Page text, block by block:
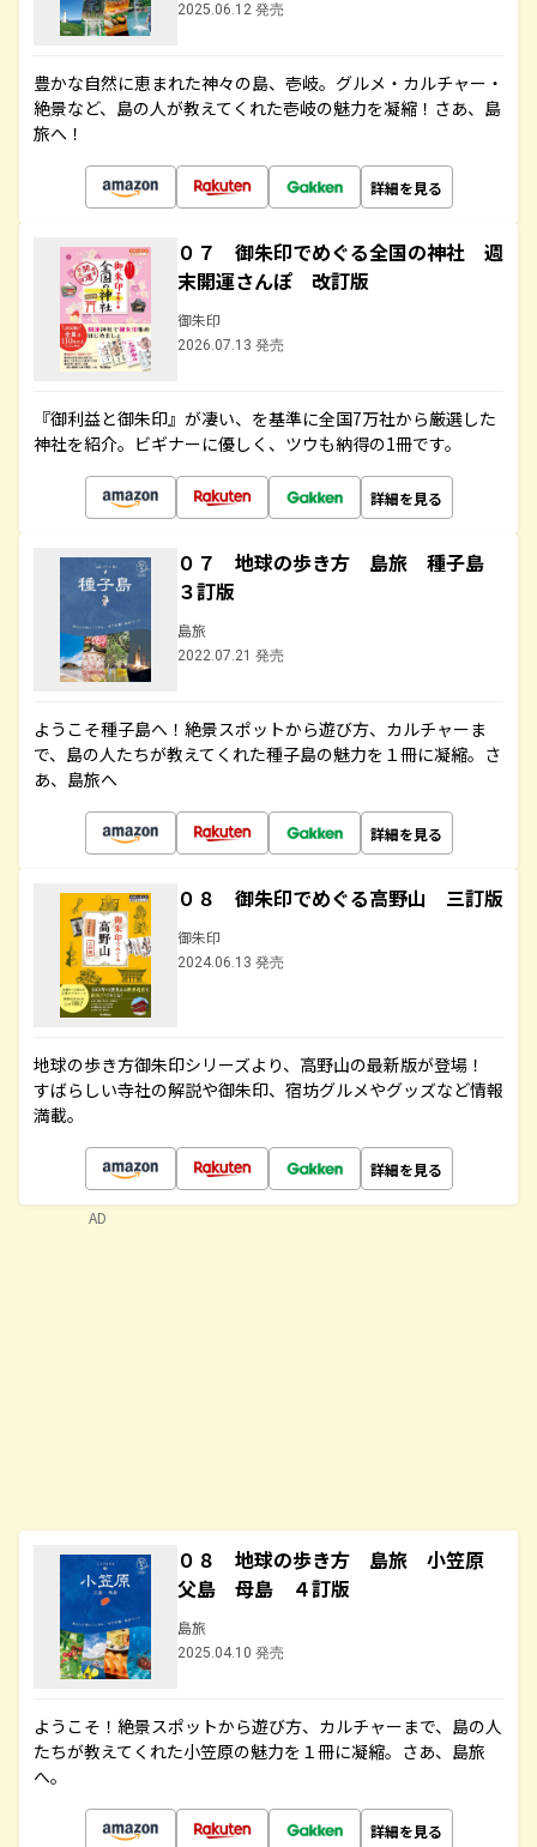
2025.06.12 発売
豊かな自然に恵まれた神々の島、壱岐。グルメ・カルチャー・
絶景など、島の人が教えてくれた壱岐の魅力を凝縮！さあ、島
旅へ！
詳細を見る
０７ 御朱印でめぐる全国の神社 週
末開運さんぽ 改訂版
御朱印
2026.07.13 発売
『御利益と御朱印』が凄い、を基準に全国7万社から厳選した
神社を紹介。ビギナーに優しく、ツウも納得の1冊です。
詳細を見る
０７ 地球の歩き方 島旅 種子島
３訂版
島旅
2022.07.21 発売
ようこそ種子島へ！絶景スポットから遊び方、カルチャーま
で、島の人たちが教えてくれた種子島の魅力を１冊に凝縮。さ
あ、島旅へ
詳細を見る
０８ 御朱印でめぐる高野山 三訂版
御朱印
2024.06.13 発売
地球の歩き方御朱印シリーズより、高野山の最新版が登場！
すばらしい寺社の解説や御朱印、宿坊グルメやグッズなど情報
満載。
詳細を見る
０８ 地球の歩き方 島旅 小笠原
父島 母島 ４訂版
島旅
2025.04.10 発売
ようこそ！絶景スポットから遊び方、カルチャーまで、島の人
たちが教えてくれた小笠原の魅力を１冊に凝縮。さあ、島旅
へ。
詳細を見る
AD